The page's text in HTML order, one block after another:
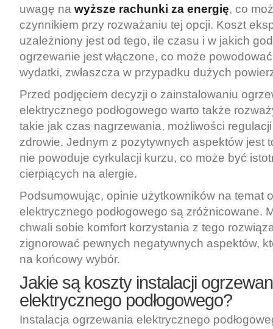
uwagę na wyższe rachunki za energię, co
czynnikiem przy rozważaniu tej opcji. Koszt
uzależniony jest od tego, ile czasu i w jakich
ogrzewanie jest włączone, co może
wydatki, zwłaszcza w przypadku dużych
Przed podjęciem decyzji o zainstalowaniu
elektrycznego podłogowego warto także
takie jak czas nagrzewania, możliwości regulacji
zdrowie. Jednym z pozytywnych aspektów jest
nie powoduje cyrkulacji kurzu, co może być
cierpiących na alergie.
Podsumowując, opinie użytkowników na temat
elektrycznego podłogowego są zróżnicowane.
chwali sobie komfort korzystania z tego
zignorować pewnych negatywnych aspektów,
na końcowy wybór.
Jakie są koszty instalacji
elektrycznego podłogowego?
Instalacja ogrzewania elektrycznego